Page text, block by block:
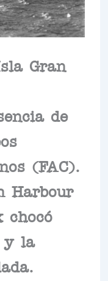
Gran
de
(FAC).
Harbour
chocó
y la